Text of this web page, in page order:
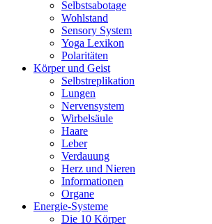
Selbstsabotage
Wohlstand
Sensory System
Yoga Lexikon
Polaritäten
Körper und Geist
Selbstreplikation
Lungen
Nervensystem
Wirbelsäule
Haare
Leber
Verdauung
Herz und Nieren
Informationen
Organe
Energie-Systeme
Die 10 Körper